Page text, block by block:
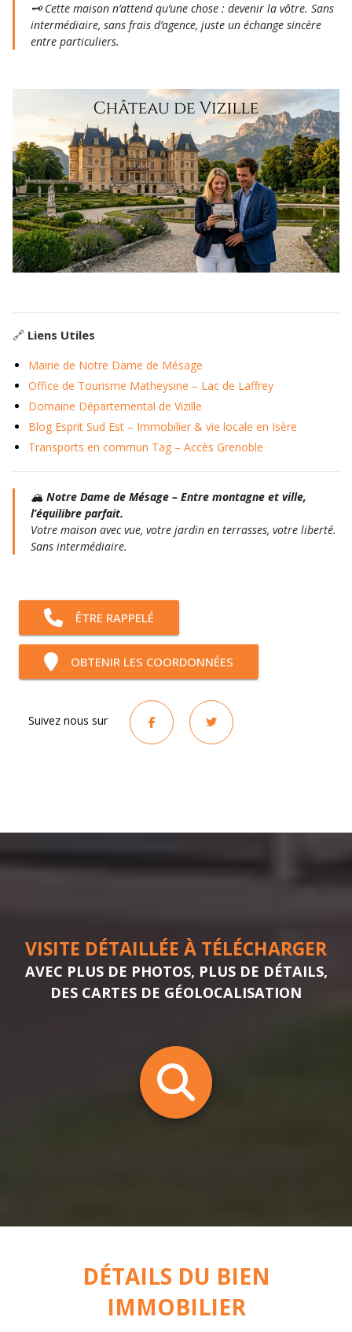
🗝️ Cette maison n’attend qu’une chose : devenir la vôtre. Sans
intermédiaire, sans frais d’agence, juste un échange sincère
entre particuliers.
🔗 Liens Utiles
Mairie de Notre Dame de Mésage
Office de Tourisme Matheysine – Lac de Laffrey
Domaine Départemental de Vizille
Blog Esprit Sud Est – Immobilier & vie locale en Isère
Transports en commun Tag – Accès Grenoble
🏔️ Notre Dame de Mésage – Entre montagne et ville,
l’équilibre parfait.
Votre maison avec vue, votre jardin en terrasses, votre liberté.
Sans intermédiaire.
ÊTRE RAPPELÉ
OBTENIR LES COORDONNÉES
Suivez nous sur
VISITE DÉTAILLÉE À TÉLÉCHARGER
AVEC PLUS DE PHOTOS, PLUS DE DÉTAILS,
DES CARTES DE GÉOLOCALISATION
DÉTAILS DU BIEN
IMMOBILIER